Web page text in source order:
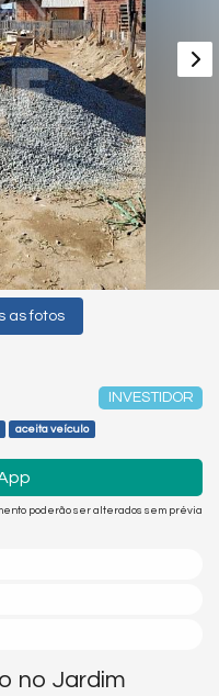
as fotos
INVESTIDOR
aceita veículo
poderão ser alterados sem prévia
no Jardim